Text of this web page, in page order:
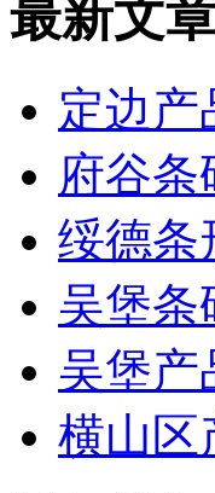
最新文
定边产
府谷
绥德条
吴堡条
吴堡产
横山区